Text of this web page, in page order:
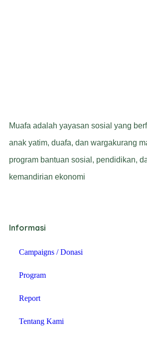
Muafa adalah yayasan sosial yang
anak yatim, duafa, dan wargakurang
program bantuan sosial, pendidikan,
kemandirian ekonomi
Informasi
Campaigns / Donasi
Program
Report
Tentang Kami